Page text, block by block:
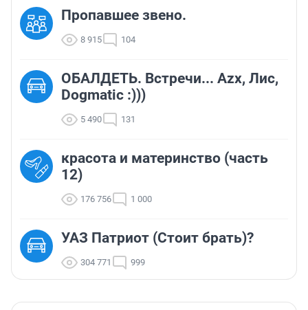
Пропавшее звено.
8 915 104
ОБАЛДЕТЬ. Встречи... Azx, Лис,
Dogmatic :)))
5 490 131
красота и материнство (часть
12)
176 756 1 000
УАЗ Патриот (Стоит брать)?
304 771 999